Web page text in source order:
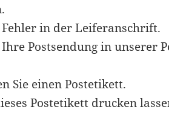
in der Leiferanschrift.
Ihre Postsendung in unserer
Sie einen Postetikett.
Postetikett drucken